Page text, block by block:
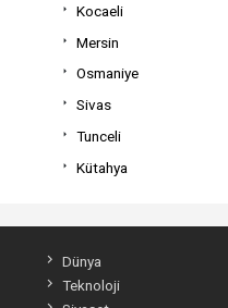
Kocaeli
Mersin
Osmaniye
Sivas
Tunceli
Kütahya
Dünya
Teknoloji